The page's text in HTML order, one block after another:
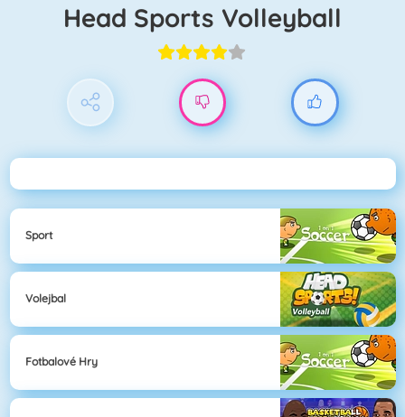
Head Sports Volleyball
Sport
Volejbal
Fotbalové Hry